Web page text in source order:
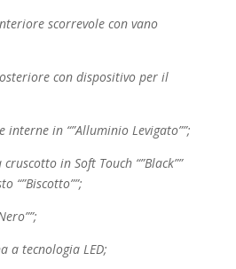
scorrevole con vano
con dispositivo per il
in “”Alluminio Levigato””;
in Soft Touch “”Black””
“”Biscotto””;
a tecnologia LED;